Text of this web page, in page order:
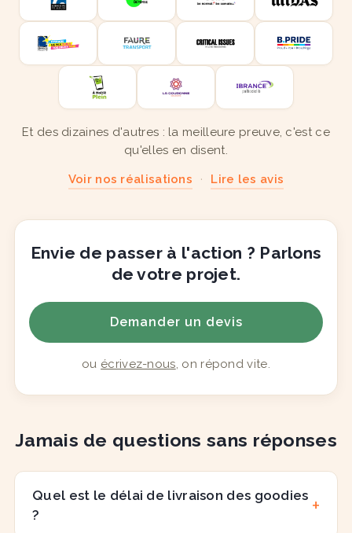
Et des dizaines d'autres : la meilleure preuve, c'est ce
qu'elles en disent.
Voir nos réalisations · Lire les avis
Envie de passer à l'action ? Parlons
de votre projet.
Demander un devis
ou écrivez-nous, on répond vite.
Jamais de questions sans réponses
Quel est le délai de livraison des goodies
?